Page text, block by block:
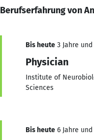
Berufserfahrung von
Bis heute 3 Jahre
Physician
Institute of
Sciences
Bis heute 6 Jahre